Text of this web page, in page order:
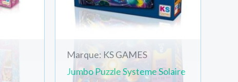
Marque: KS GAMES
Jumbo Puzzle Systeme Solaire